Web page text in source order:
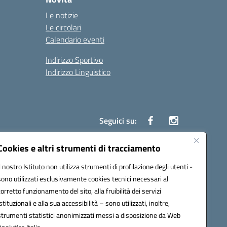
e altri strumenti di tracciamento
nostro Istituto non utilizza strumenti di profilazione degli utenti -
utilizzati esclusivamente cookies tecnici necessari al
funzionamento del sito, alla fruibilità dei servizi
e alla sua accessibilità – sono utilizzati, inoltre,
statistici anonimizzati messi a disposizione da Web
Le notizie
Le circolari
Calendario eventi
Indirizzo Sportivo
Indirizzo Linguistico
Seguici su: